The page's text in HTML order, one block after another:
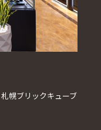
幌ブリックキューブ